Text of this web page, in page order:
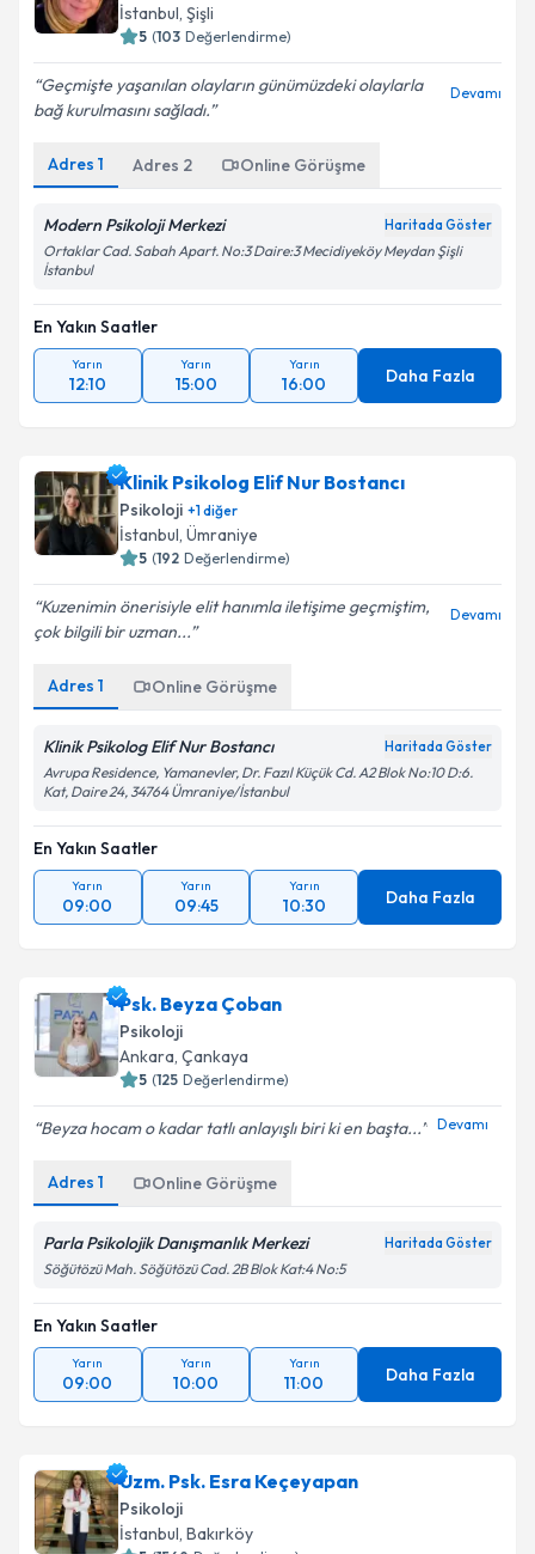
İstanbul, Şişli
5 (103 Değerlendirme)
Geçmişte yaşanılan olayların günümüzdeki olaylarla
bağ kurulmasını sağladı.
Devamı
Adres 1 Adres 2 Online Görüşme
Modern Psikoloji Merkezi Haritada Göster
Ortaklar Cad. Sabah Apart. No:3 Daire:3 Mecidiyeköy Meydan Şişli
İstanbul
En Yakın Saatler
Yarın
12:10
Yarın
15:00
Yarın
16:00 Daha Fazla
Klinik Psikolog Elif Nur Bostancı
Psikoloji +1diğer
İstanbul, Ümraniye
5 (192 Değerlendirme)
Kuzenimin önerisiyle elit hanımla iletişime geçmiştim,
çok bilgili bir uzman...
Devamı
Adres 1 Online Görüşme
Klinik Psikolog Elif Nur Bostancı Haritada Göster
Avrupa Residence, Yamanevler, Dr. Fazıl Küçük Cd. A2 Blok No:10 D:6.
Kat, Daire 24, 34764 Ümraniye/İstanbul
En Yakın Saatler
Yarın
09:00
Yarın
09:45
Yarın
10:30 Daha Fazla
Psk. Beyza Çoban
Psikoloji
Ankara, Çankaya
5 (125 Değerlendirme)
Beyza hocam o kadar tatlı anlayışlı biri ki en başta... Devamı
Adres 1 Online Görüşme
Parla Psikolojik Danışmanlık Merkezi Haritada Göster
Söğütözü Mah. Söğütözü Cad. 2B Blok Kat:4 No:5
En Yakın Saatler
Yarın
09:00
Yarın
10:00
Yarın
11:00 Daha Fazla
Uzm. Psk. Esra Keçeyapan
Psikoloji
İstanbul, Bakırköy